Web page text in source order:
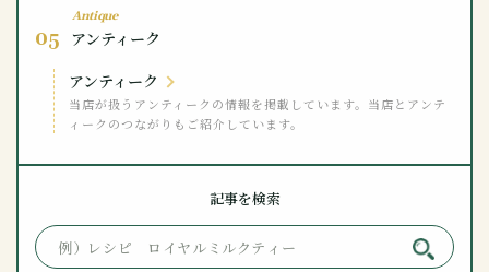
Antique
05
アンティーク
アンティーク
当店が扱うアンティークの情報を掲載しています。当店とアンテ
ィークのつながりもご紹介しています。
記事を検索